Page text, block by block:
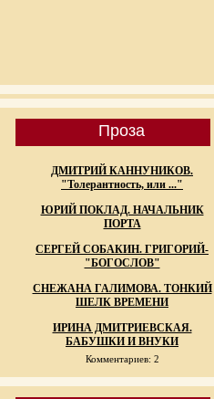
Проза
ДМИТРИЙ КАННУНИКОВ.
"Толерантность, или ..."
ЮРИЙ ПОКЛАД. НАЧАЛЬНИК
ПОРТА
СЕРГЕЙ СОБАКИН. ГРИГОРИЙ-
"БОГОСЛОВ"
СНЕЖАНА ГАЛИМОВА. ТОНКИЙ
ШЕЛК ВРЕМЕНИ
ИРИНА ДМИТРИЕВСКАЯ.
БАБУШКИ И ВНУКИ
Комментариев: 2